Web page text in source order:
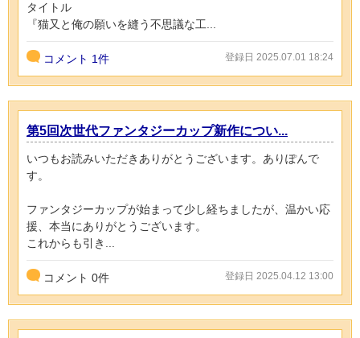
タイトル
『猫又と俺の願いを縫う不思議な工...
コメント 1件 登録日 2025.07.01 18:24
第5回次世代ファンタジーカップ新作につい...
いつもお読みいただきありがとうございます。ありぽんで
す。
ファンタジーカップが始まって少し経ちましたが、温かい応
援、本当にありがとうございます。
これからも引き...
コメント 0件 登録日 2025.04.12 13:00